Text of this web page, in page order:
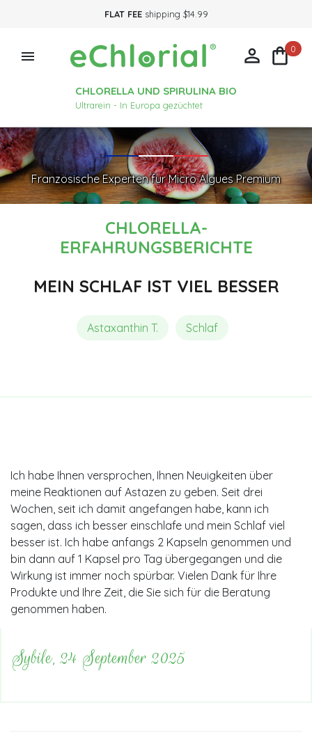
FLAT FEEshipping $14.99

CHLORELLA UND SPIRULINA BIO
Ultrarein - In Europa gezüchtet
 0
Französische Experten für Micro Algues Premium
CHLORELLA-
ERFAHRUNGSBERICHTE
MEIN SCHLAF IST VIEL BESSER
Astaxanthin T. Schlaf
Ich habe Ihnen versprochen, Ihnen Neuigkeiten über
meine Reaktionen auf Astazen zu geben. Seit drei
Wochen, seit ich damit angefangen habe, kann ich
sagen, dass ich besser einschlafe und mein Schlaf viel
besser ist. Ich habe anfangs 2 Kapseln genommen und
bin dann auf 1 Kapsel pro Tag übergegangen und die
Wirkung ist immer noch spürbar. Vielen Dank für Ihre
Produkte und Ihre Zeit, die Sie sich für die Beratung
genommen haben.
Sybile, 24 September 2025